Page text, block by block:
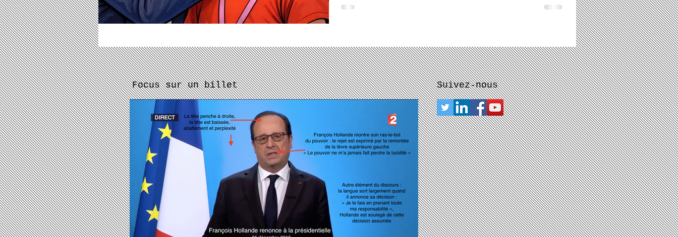
Focus sur un billet Suivez-nous